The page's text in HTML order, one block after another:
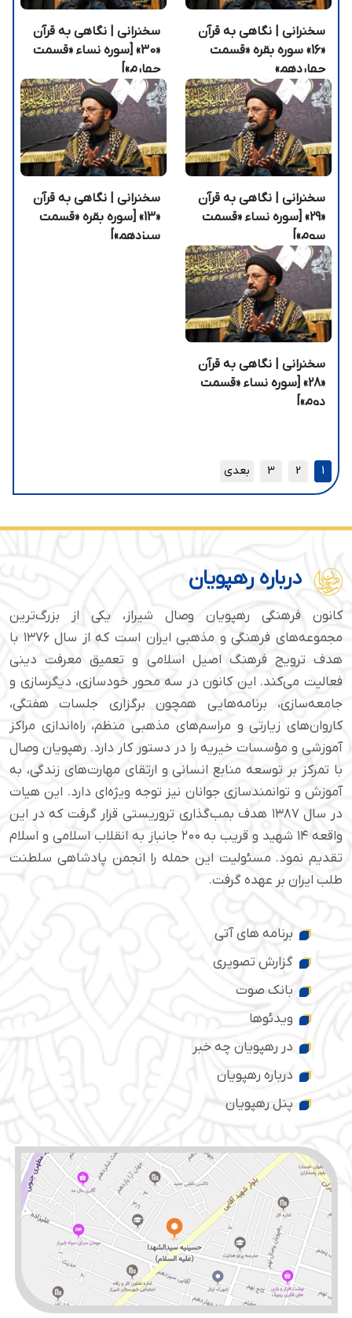
سخنرانی | نگاهی به قرآن
«16» سوره بقره «قسمت
چهاردهم»
سخنرانی | نگاهی به قرآن
«30» [سوره نساء «قسمت
چهارم»]
سخنرانی | نگاهی به قرآن
«29» [سوره نساء «قسمت
سوم»]
سخنرانی | نگاهی به قرآن
«13» [سوره بقره «قسمت
سیزدهم»]
سخنرانی | نگاهی به قرآن
«28» [سوره نساء «قسمت
دوم»]
1
2
3 بعدی
درباره رهپویان
کانون فرهنگی رهپویان وصال شیراز، یکی از بزرگ‌ترین
مجموعه‌های فرهنگی و مذهبی ایران است که از سال ۱۳۷۶ با
هدف ترویج فرهنگ اصیل اسلامی و تعمیق معرفت دینی
فعالیت می‌کند. این کانون در سه محور خودسازی، دیگرسازی و
جامعه‌سازی، برنامه‌هایی همچون برگزاری جلسات هفتگی،
کاروان‌های زیارتی و مراسم‌های مذهبی منظم، راه‌اندازی مراکز
آموزشی و مؤسسات خیریه را در دستور کار دارد. رهپویان وصال
با تمرکز بر توسعه منابع انسانی و ارتقای مهارت‌های زندگی، به
آموزش و توانمندسازی جوانان نیز توجه ویژه‌ای دارد. این هیات
در سال ۱۳۸۷ هدف بمب‌گذاری تروریستی قرار گرفت که در این
واقعه ۱۴ شهید و قریب به ۲۰۰ جانباز به انقلاب اسلامی و اسلام
تقدیم نمود. مسئولیت این حمله را انجمن پادشاهی سلطنت
طلب ایران بر عهده گرفت.
برنامه های آتی
گزارش تصویری
بانک صوت
ویدئوها
در رهپویان چه خبر
درباره رهپویان
پنل رهپویان